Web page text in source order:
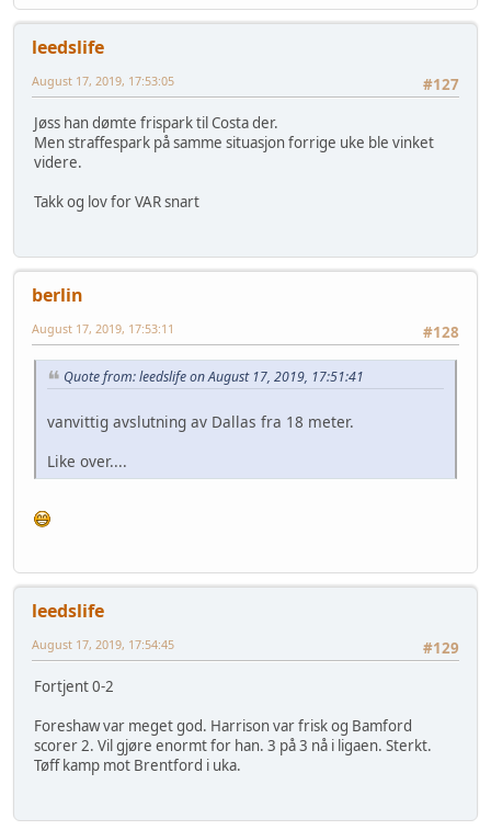
leedslife
#127
August 17, 2019, 17:53:05
Jøss han dømte frispark til Costa der.
Men straffespark på samme situasjon forrige uke ble vinket
videre.
Takk og lov for VAR snart
berlin
#128
August 17, 2019, 17:53:11
Quote from: leedslife on August 17, 2019, 17:51:41
vanvittig avslutning av Dallas fra 18 meter.
Like over....
leedslife
#129
August 17, 2019, 17:54:45
Fortjent 0-2
Foreshaw var meget god. Harrison var frisk og Bamford
scorer 2. Vil gjøre enormt for han. 3 på 3 nå i ligaen. Sterkt.
Tøff kamp mot Brentford i uka.